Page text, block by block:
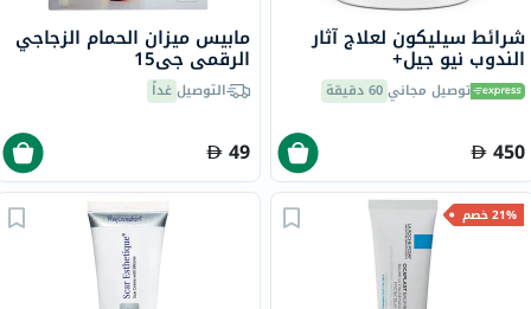
شرائط سيليكون لعلاج آثار
الندوب نيو جيل+
توصيل مجاني60 دقيقة
450
مابيس ميزان الحمام الزجاجي
الرقمي جي15
التوصيلغداً
49
21% خصم